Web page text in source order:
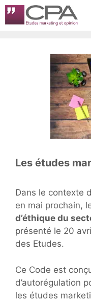
Aller
au
Les études
Dans le contexte
en mai prochain,
d’éthique du
présenté le 20
des Etudes.
Ce Code est
d’autorégulation
les études